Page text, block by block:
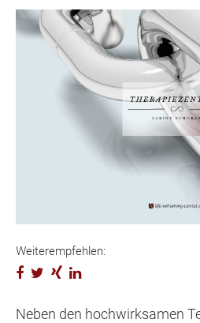
Weiterempfehlen:
Neben den hochwirksamen